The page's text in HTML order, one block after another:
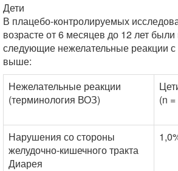
Дети
В плацебо-контролируемых
возрасте от 6 месяцев до 12 лет
следующие нежелательные реакции с
выше:
Нежелательные реакции
(терминология ВОЗ)
(n
Нарушения со стороны
желудочно-кишечного тракта
Диарея